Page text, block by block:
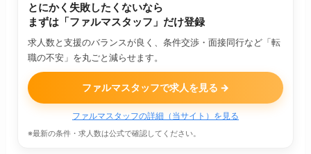
とにかく失敗したくないなら
まずは「ファルマスタッフ」だけ登録
求人数と支援のバランスが良く、条件交渉・面接同行など「転
職の不安」を丸ごと減らせます。
ファルマスタッフで求人を見る →
ファルマスタッフの詳細（当サイト）を見る
※最新の条件・求人数は公式で確認してください。